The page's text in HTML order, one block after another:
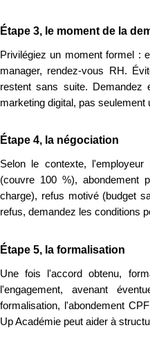
Étape 3, le moment de la
Privilégiez un moment formel :
manager, rendez-vous RH.
restent sans suite. Demandez
marketing digital, pas seulement
Étape 4, la négociation
Selon le contexte,
(couvre 100 %), abondement
charge), refus motivé (budget
refus, demandez les conditions
Étape 5, la formalisation
Une fois l'accord obtenu,
l'engagement, avenant
formalisation, l'abondement
Up Académie peut aider à